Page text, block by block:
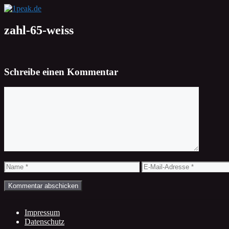
Zum
springen
zahl-65-weiss
Schreibe einen Kommentar
Name
E-
Mail-
Impressum
Datenschutz